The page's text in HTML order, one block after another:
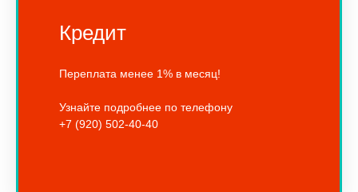
Кредит
Переплата менее 1% в месяц!
Узнайте подробнее по телефону
+7 (920) 502-40-40